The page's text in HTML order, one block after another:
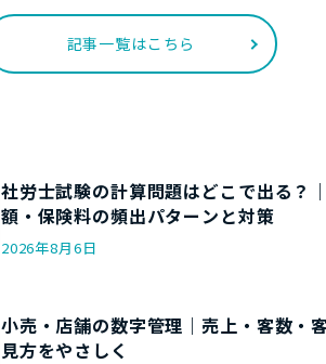
記事一覧はこちら
社労士試験の計算問題はどこで出る？
額・保険料の頻出パターンと対策
2026年8月6日
小売・店舗の数字管理｜売上・客数・
見方をやさしく